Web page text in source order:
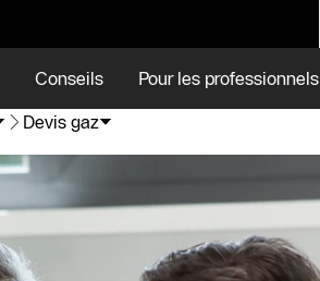
Conseils Pour les professionnels
Devis gaz